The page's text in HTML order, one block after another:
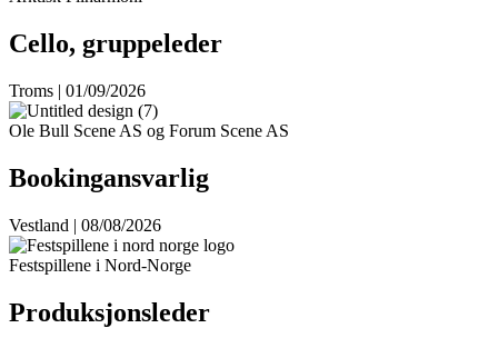
Cello, gruppeleder
Troms | 01/09/2026
Ole Bull Scene AS og Forum Scene AS
Bookingansvarlig
Vestland | 08/08/2026
Festspillene i Nord-Norge
Produksjonsleder